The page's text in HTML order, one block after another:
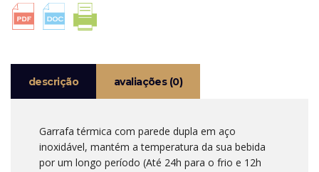
LILÁS
WD
descrição avaliações (0)
Garrafa térmica com parede dupla em aço
inoxidável, mantém a temperatura da sua bebida
por um longo período (Até 24h para o frio e 12h